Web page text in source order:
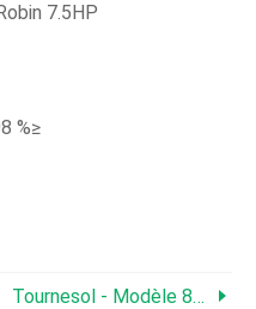
7.5HP
%≥
Tournesol - Modèle 8210 - Wagons À Benne Basculante